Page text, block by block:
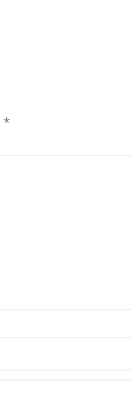
*